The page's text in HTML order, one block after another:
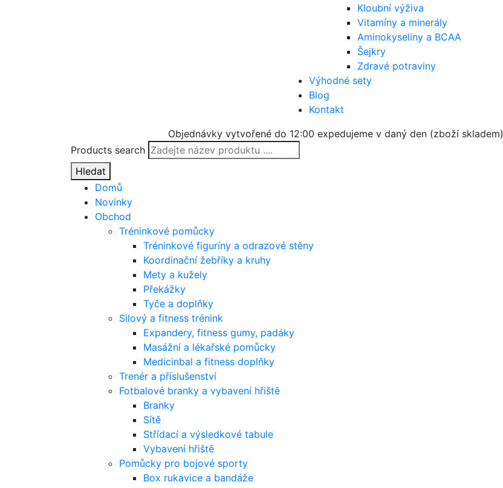
Kloubní výživa
Vitamíny a minerály
Aminokyseliny a BCAA
Šejkry
Zdravé potraviny
Výhodné sety
Blog
Kontakt
Objednávky vytvořené do 12:00 expedujeme v daný den (zboží skladem)
Products search
Hledat
Domů
Novinky
Obchod
Tréninkové pomůcky
Tréninkové figuríny a odrazové stěny
Koordinační žebříky a kruhy
Mety a kužely
Překážky
Tyče a doplňky
Silový a fitness trénink
Expandery, fitness gumy, padáky
Masážní a lékařské pomůcky
Medicinbal a fitness doplňky
Trenér a příslušenství
Fotbalové branky a vybavení hřiště
Branky
Sítě
Střídací a výsledkové tabule
Vybavení hřiště
Pomůcky pro bojové sporty
Box rukavice a bandáže